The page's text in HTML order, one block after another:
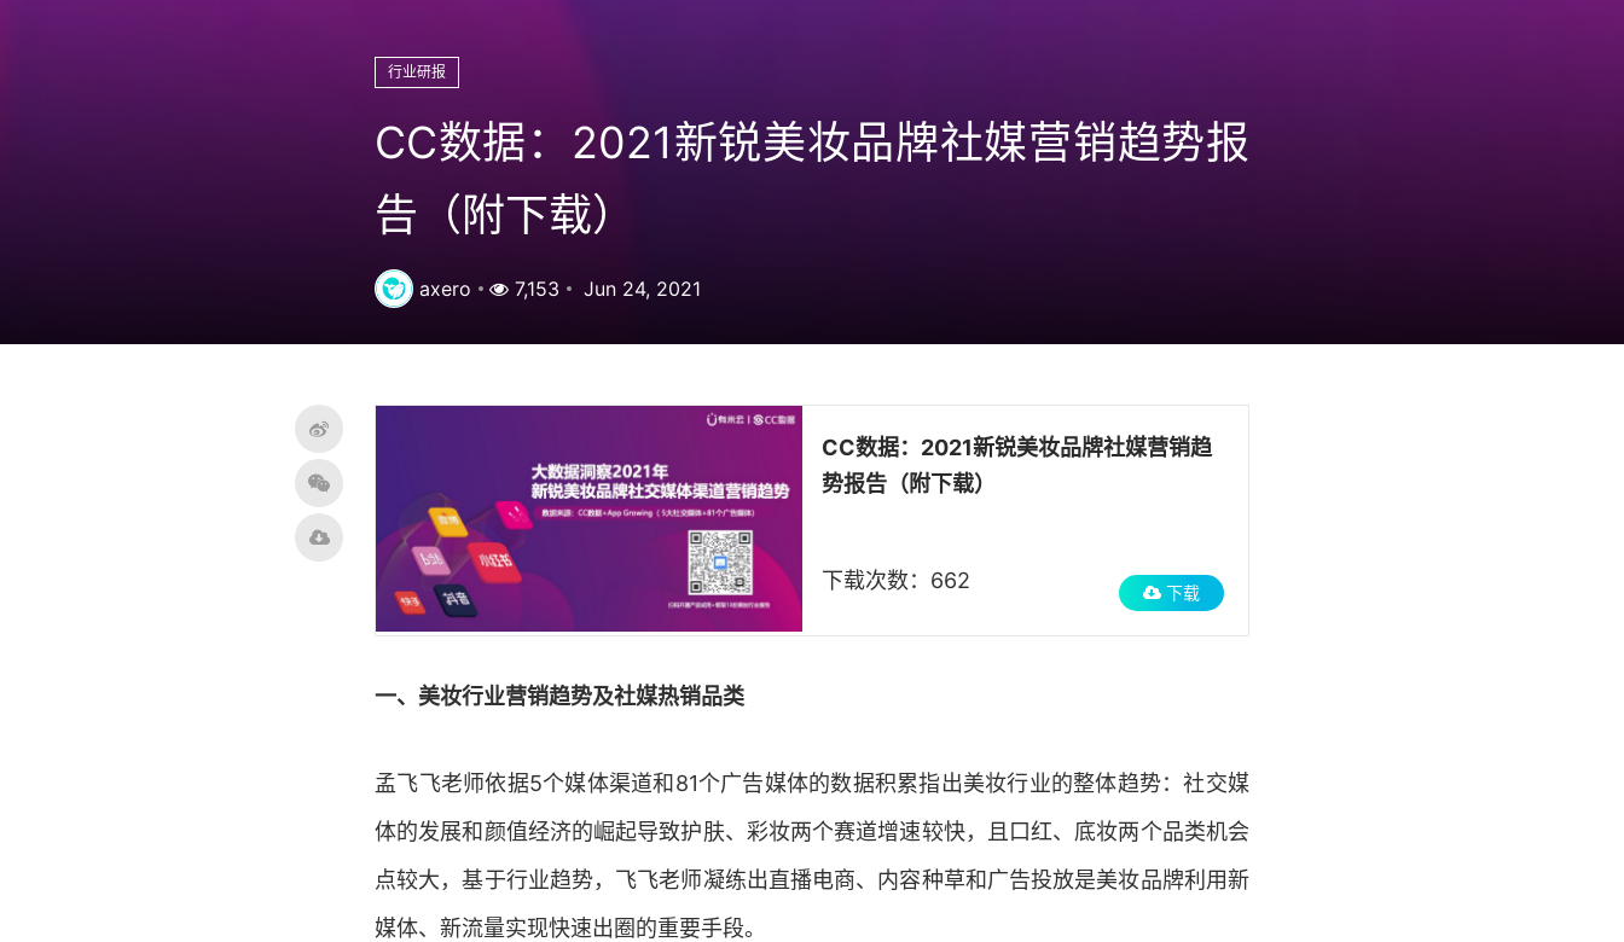
行业研报
CC数据：2021新锐美妆品牌社媒营销趋势报
告（附下载）
axero 7,153 Jun 24, 2021
CC数据：2021新锐美妆品牌社媒营销趋
势报告（附下载）
下载次数：662 下载
一、美妆行业营销趋势及社媒热销品类
孟飞飞老师依据5个媒体渠道和 81个广告媒体的数据积累指出美妆行业的整体趋势：社交媒
体的发展和颜值经济的崛起导致护肤、彩妆两个赛道增速较快，且口红、底妆两个品类机会
点较大，基于行业趋势，飞飞老师凝练出直播电商、内容种草和广告投放是美妆品牌利用新
媒体、新流量实现快速出圈的重要手段。